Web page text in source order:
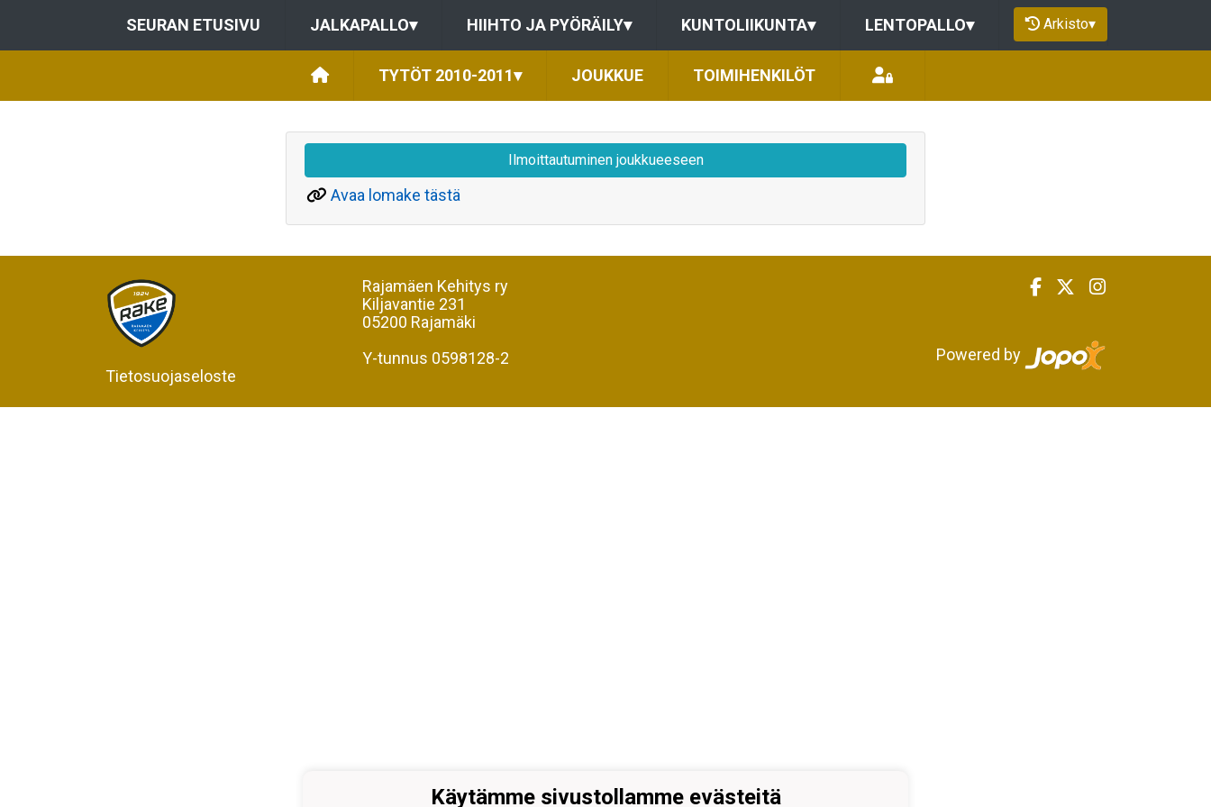
SEURAN ETUSIVU JALKAPALLO▾ HIIHTO JA PYÖRÄILY▾ KUNTOLIIKUNTA▾ LENTOPALLO▾ Arkisto▾
TYTÖT 2010-2011▾ JOUKKUE TOIMIHENKILÖT
Ilmoittautuminen joukkueeseen
Avaa lomake tästä
Tietosuojaseloste
Rajamäen Kehitys ry
Kiljavantie 231
05200 Rajamäki
Y-tunnus 0598128-2
Powered by
Käytämme sivustollamme evästeitä